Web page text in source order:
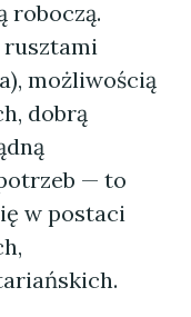
roboczą.
rusztami
możliwością
dobrą
— to
w postaci